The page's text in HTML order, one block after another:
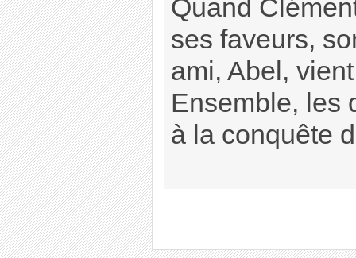
Quand
ses faveurs,
ami, Abel, vient
Ensemble, les
à la conquête